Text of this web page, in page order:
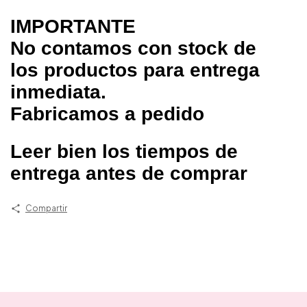
IMPORTANTE
No contamos con stock de
los productos para entrega
inmediata.
Fabricamos a pedido
Leer bien los tiempos de
entrega antes de comprar
Compartir